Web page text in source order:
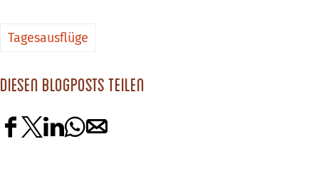
Tagesausflüge
Diesen Blogposts teilen
D
D
D
D
D